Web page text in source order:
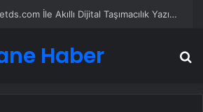
UETDS Nedir ? Uetds.com İle Akıllı Dijital Taşımacılık Yazılımı
Haber